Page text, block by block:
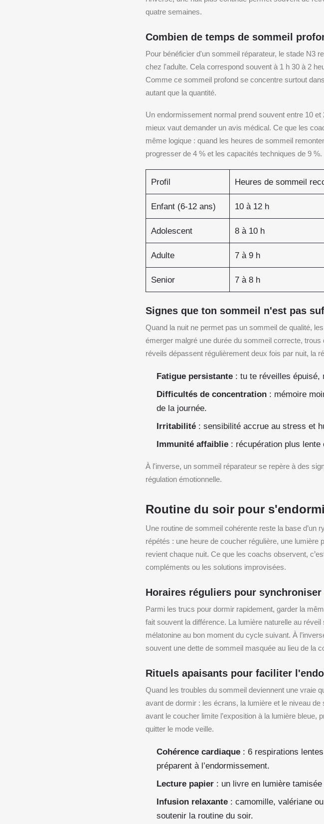
quatre semaines.
Combien de temps de sommeil
Pour bénéficier d'un sommeil réparateur, le stade N3
chez l'adulte. Cela correspond souvent à 1 h 30 à 2
Comme ce sommeil profond se concentre surtout
autant que la quantité.
Un endormissement normal prend souvent entre 10
mieux vaut demander un avis médical. Ce que les
même logique : quand les heures de sommeil
progresser de 4 % et les capacités techniques de 9 %.
Profil Heures de sommeil
Enfant (6-12 ans) 10 à 12 h
Adolescent 8 à 10 h
Adulte 7 à 9 h
Senior 7 à 8 h
Signes que ton sommeil n'est pas
Quand la nuit ne permet pas un sommeil de qualité,
émerger malgré une durée du sommeil correcte,
réveils dépassent régulièrement deux fois par nuit, la
Fatigue persistante : tu te réveilles épuisé,
Difficultés de concentration : mémoire
de la journée.
Irritabilité : sensibilité accrue au stress et
Immunité affaiblie : récupération plus lente
À l'inverse, un sommeil réparateur se repère à des
régulation émotionnelle.
Routine du soir pour
Une routine de sommeil cohérente reste la base
répétés : une heure de coucher régulière, une
revient chaque nuit. Ce que les coachs observent,
compléments ou les solutions improvisées.
Horaires réguliers pour
Parmi les trucs pour dormir rapidement, garder la
fait souvent la différence. La lumière naturelle au
mélatonine au bon moment du cycle suivant. À
souvent une dette de sommeil masquée au lieu de la
Rituels apaisants pour faciliter
Quand les troubles du sommeil deviennent une vraie
avant de dormir : les écrans, la lumière et le niveau
avant le coucher limite l’exposition à la lumière bleue,
quitter le mode veille.
Cohérence cardiaque : 6 respirations
préparent à l’endormissement.
Lecture papier : un livre en lumière
Infusion relaxante : camomille, valériane
soutenir la routine du soir.